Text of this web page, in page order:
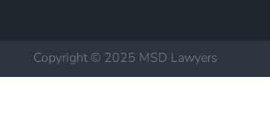
Copyright © 2025 MSD Lawyers